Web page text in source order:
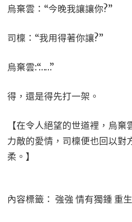
烏棄雲：“今晚我讓讓你?”
司檁：“我用得著你讓?”
烏棄雲:“……”
得，還是得先打一架。
【在令人絕望的世道裡，烏
力敵的愛情，司檁便也回以對
柔。】
內容標籤： 強強 情有獨鍾 重